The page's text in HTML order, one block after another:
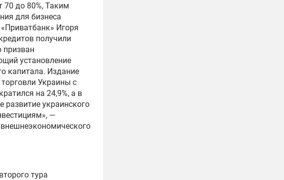
70 до 80%, Таким
для бизнеса
Игоря
получили
призван
установление
капитала. Издание
Украины с
на 24,9%, а в
развитие украинского
—
тура